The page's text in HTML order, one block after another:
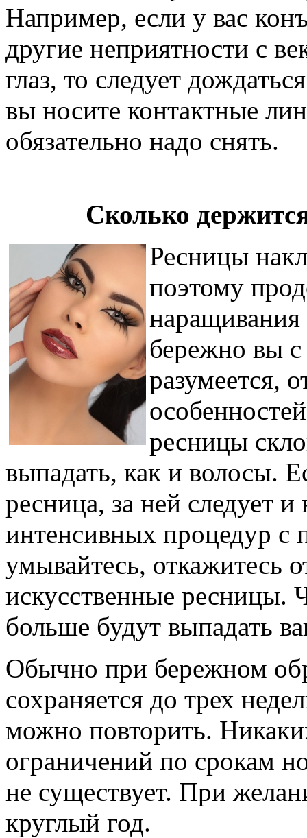
Например, если у вас
другие неприятности с
глаз, то следует
вы носите контактные
обязательно надо снять.
Сколько
Ресницы
поэтому
наращивания
бережно вы
разумеется,
ресницы
выпадать, как и волосы.
ресница, за ней следует
интенсивных процедур с
умывайтесь, откажитесь
искусственные ресницы.
больше будут выпадать
Обычно при бережном
сохраняется до трех
можно повторить.
ограничений по срокам
не существует. При
круглый год.